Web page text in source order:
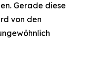
Gerade diese
von den